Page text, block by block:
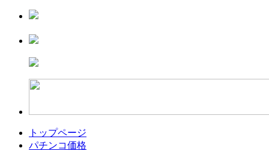
トップページ
パチンコ価格